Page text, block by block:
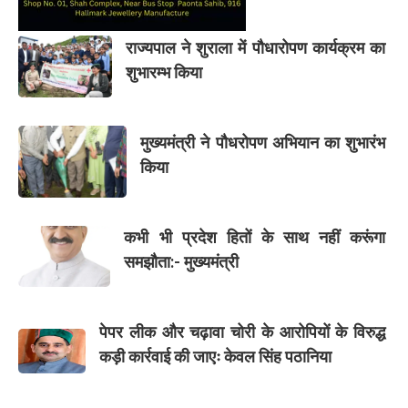
राज्यपाल ने शुराला में पौधारोपण कार्यक्रम का
शुभारम्भ किया
मुख्यमंत्री ने पौधरोपण अभियान का शुभारंभ
किया
कभी भी प्रदेश हितों के साथ नहीं करूंगा
समझौता:- मुख्यमंत्री
पेपर लीक और चढ़ावा चोरी के आरोपियों के विरुद्ध
कड़ी कार्रवाई की जाएः केवल सिंह पठानिया